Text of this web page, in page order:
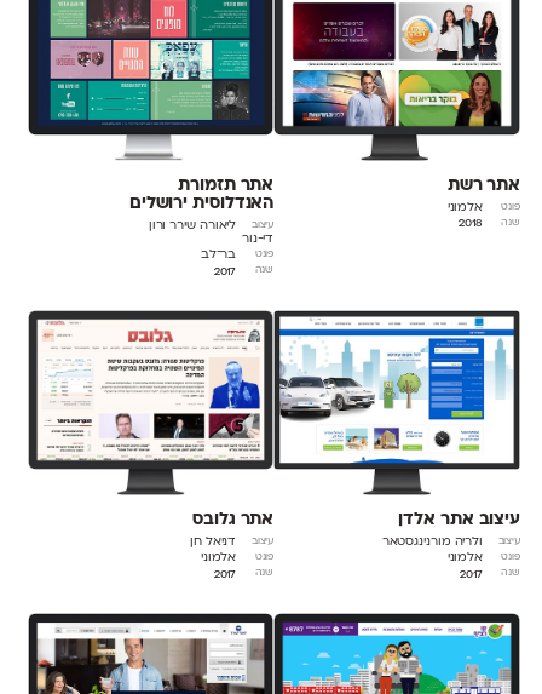
אתר רשת
פונט אלמוני
שנה 2018
אתר תזמורת
האנדלוסית ירושלים
עיצוב
ליאורה שירר ורון
די-נור
פונט בר־לב
שנה 2017
עיצוב אתר אלדן
עיצוב ולריה מורנינגסטאר
פונט אלמוני
שנה 2017
אתר גלובס
עיצוב דניאל חן
פונט אלמוני
שנה 2017